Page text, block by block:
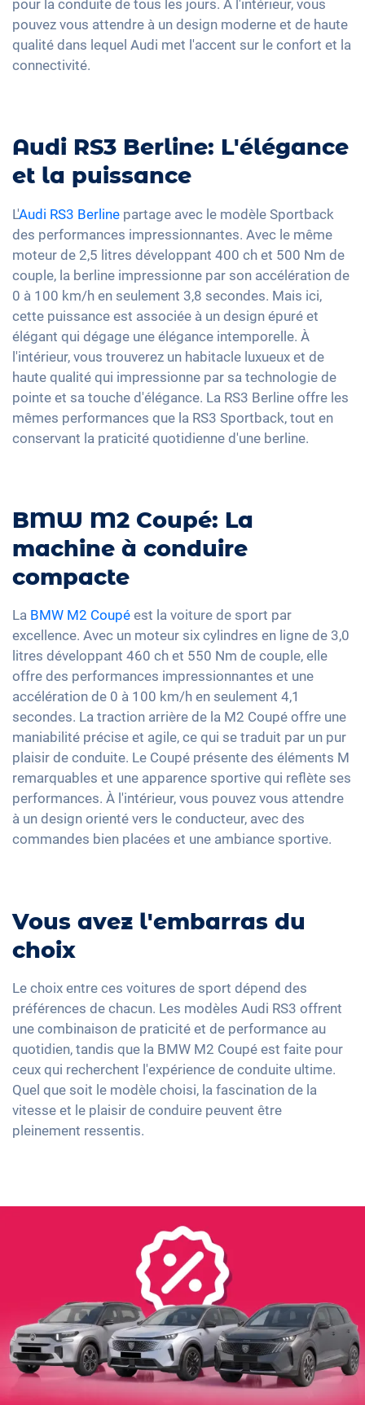
pour la conduite de tous les jours. À l'intérieur, vous
pouvez vous attendre à un design moderne et de haute
qualité dans lequel Audi met l'accent sur le confort et la
connectivité.
Audi RS3 Berline: L'élégance
et la puissance
L'Audi RS3 Berline partage avec le modèle Sportback
des performances impressionnantes. Avec le même
moteur de 2,5 litres développant 400 ch et 500 Nm de
couple, la berline impressionne par son accélération de
0 à 100 km/h en seulement 3,8 secondes. Mais ici,
cette puissance est associée à un design épuré et
élégant qui dégage une élégance intemporelle. À
l'intérieur, vous trouverez un habitacle luxueux et de
haute qualité qui impressionne par sa technologie de
pointe et sa touche d'élégance. La RS3 Berline offre les
mêmes performances que la RS3 Sportback, tout en
conservant la praticité quotidienne d'une berline.
BMW M2 Coupé: La
machine à conduire
compacte
La BMW M2 Coupé est la voiture de sport par
excellence. Avec un moteur six cylindres en ligne de 3,0
litres développant 460 ch et 550 Nm de couple, elle
offre des performances impressionnantes et une
accélération de 0 à 100 km/h en seulement 4,1
secondes. La traction arrière de la M2 Coupé offre une
maniabilité précise et agile, ce qui se traduit par un pur
plaisir de conduite. Le Coupé présente des éléments M
remarquables et une apparence sportive qui reflète ses
performances. À l'intérieur, vous pouvez vous attendre
à un design orienté vers le conducteur, avec des
commandes bien placées et une ambiance sportive.
Vous avez l'embarras du
choix
Le choix entre ces voitures de sport dépend des
préférences de chacun. Les modèles Audi RS3 offrent
une combinaison de praticité et de performance au
quotidien, tandis que la BMW M2 Coupé est faite pour
ceux qui recherchent l'expérience de conduite ultime.
Quel que soit le modèle choisi, la fascination de la
vitesse et le plaisir de conduire peuvent être
pleinement ressentis.